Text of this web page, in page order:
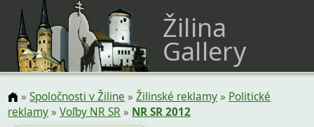
Žilina
Gallery
»Spoločnosti v Žiline »Žilinské reklamy» Politické
reklamy»Voľby NR SR » NR SR 2012